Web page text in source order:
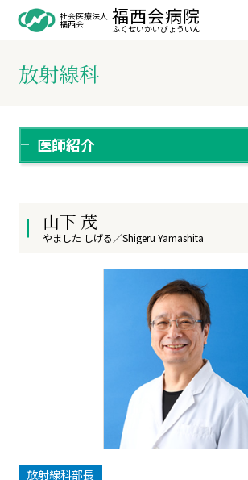
社会医療法人
福西会 ふくせいかいびょういん
福西会病院
駐車場案内
放射線科
医師紹介
山下 茂
やました しげる／Shigeru Yamashita
放射線科部長